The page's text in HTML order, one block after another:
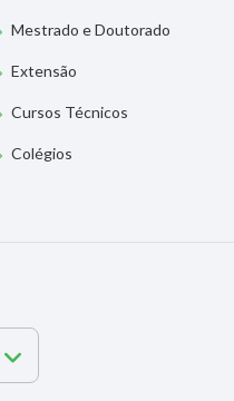
Mestrado e Doutorado
Extensão
Cursos Técnicos
Colégios